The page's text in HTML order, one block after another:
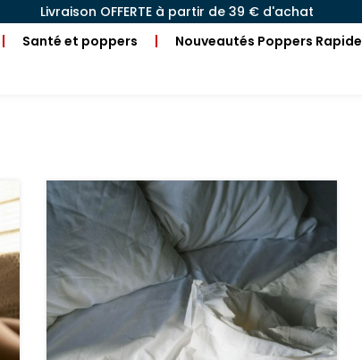
Livraison OFFERTE à partir de 39 € d'achat
Santé et poppers Nouveautés Poppers Rapide